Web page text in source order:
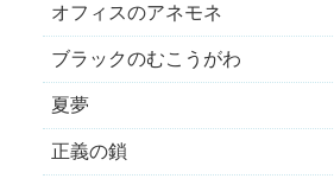
オフィスのアネモネ
ブラックのむこうがわ
夏夢
正義の鎖